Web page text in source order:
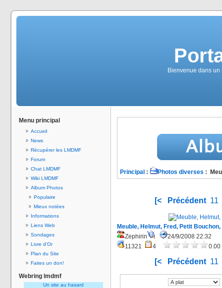
Bienvenue dans
Menu principal
Accueil
News
Récupérer les LMDMF
Forum
Chat LMDMF
Wiki LMDMF
Album Photos
Populaire
Mieux notées
Informations
Liens Web
Sondages
Livre d'Or
Plan du Site
Faites un don!
Webring lmdmf
Un site au hasard
Principal : Photos diverses :
[< Précédent 11
Meuble, Helmut, Fred, Petit
Zephirin
24/9/2008 22:32
11321
4 0.00
[< Précédent 11